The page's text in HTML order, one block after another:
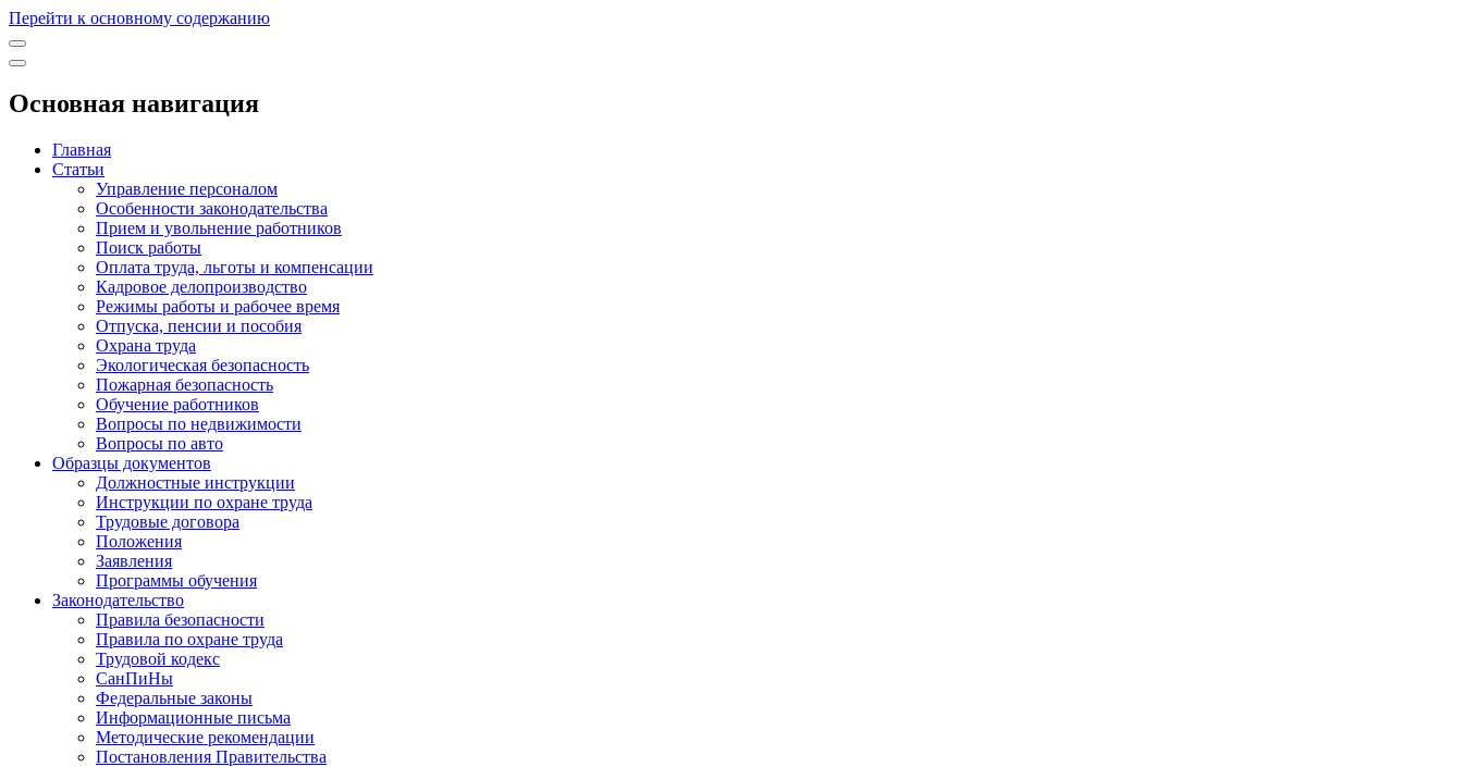
Перейти к основному содержанию
Основная навигация
Главная
Статьи
Управление персоналом
Особенности законодательства
Прием и увольнение работников
Поиск работы
Оплата труда, льготы и компенсации
Кадровое делопроизводство
Режимы работы и рабочее время
Отпуска, пенсии и пособия
Охрана труда
Экологическая безопасность
Пожарная безопасность
Обучение работников
Вопросы по недвижимости
Вопросы по авто
Образцы документов
Должностные инструкции
Инструкции по охране труда
Трудовые договора
Положения
Заявления
Программы обучения
Законодательство
Правила безопасности
Правила по охране труда
Трудовой кодекс
СанПиНы
Федеральные законы
Информационные письма
Методические рекомендации
Постановления Правительства